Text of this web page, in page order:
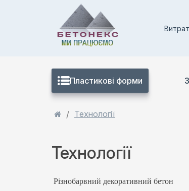
Пластикові форми
Технології
Технології
Різнобарвний декоративний бетон